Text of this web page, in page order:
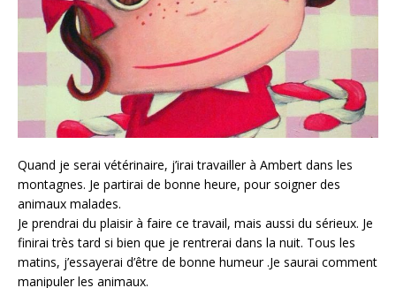
Quand je serai vétérinaire, j’irai travailler à Ambert dans les
montagnes. Je partirai de bonne heure, pour soigner des
animaux malades.
Je prendrai du plaisir à faire ce travail, mais aussi du sérieux. Je
finirai très tard si bien que je rentrerai dans la nuit. Tous les
matins, j’essayerai d’être de bonne humeur .Je saurai comment
manipuler les animaux.